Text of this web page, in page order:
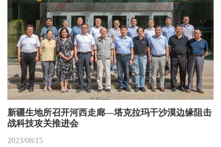
新疆生地所召开河西走廊—塔克拉玛干沙漠边缘阻击
战科技攻关推进会
2023/08/15